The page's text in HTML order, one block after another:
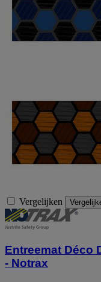
Vergelijken
Entreemat Déco
- Notrax